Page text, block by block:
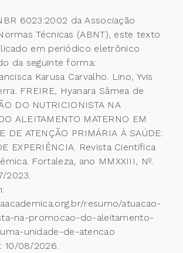
6023:2002 da Associação
Técnicas (ABNT), este texto
em periódico eletrônico
da seguinte forma:
Karusa Carvalho. Lino, Yvis
FREIRE, Hyanara Sâmea de
DO NUTRICIONISTA NA
ALEITAMENTO MATERNO EM
DE ATENÇÃO PRIMÁRIA À SAÚDE:
EXPERIÊNCIA. Revista Científica
Fortaleza, ano MMXXIII, Nº.
2023.
resumo/atuacao-
na-promocao-do-aleitamento-
unidade-de-atencao
10/08/2026.